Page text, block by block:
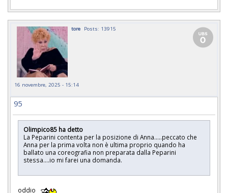
tore Posts: 13915
16 novembre, 2025 - 15:14
95
Olimpico85 ha detto
La Peparini contenta per la posizione di Anna.....peccato che
Anna per la prima volta non è ultima proprio quando ha
ballato una coreografia non preparata dalla Peparini
stessa....io mi farei una domanda.
oddio